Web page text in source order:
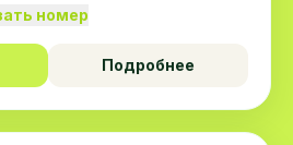
номер
Подробнее